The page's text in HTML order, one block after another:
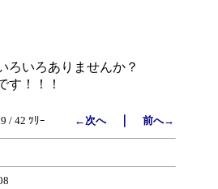
ろいろありませんか？
す！！！
/ 42 ﾂﾘｰ ←次へ｜ 前へ→